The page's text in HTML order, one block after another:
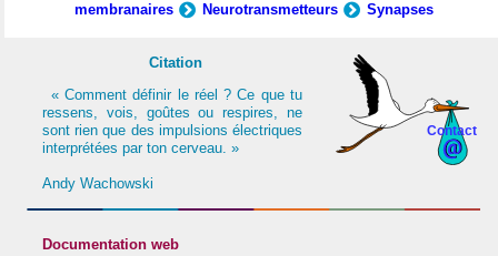
membranaires
Neurotransmetteurs Synapses
Contact
Citation
« Comment définir le réel ? Ce que tu
ressens, vois, goûtes ou respires, ne
sont rien que des impulsions électriques
interprétées par ton cerveau. »
Andy Wachowski
Documentation web